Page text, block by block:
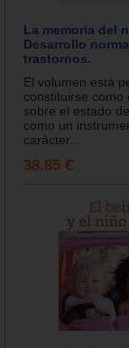
La memoria del
Desarrollo
trastornos.
El volumen está
constituirse como
sobre el estado
como un
carácter...
38.85 €